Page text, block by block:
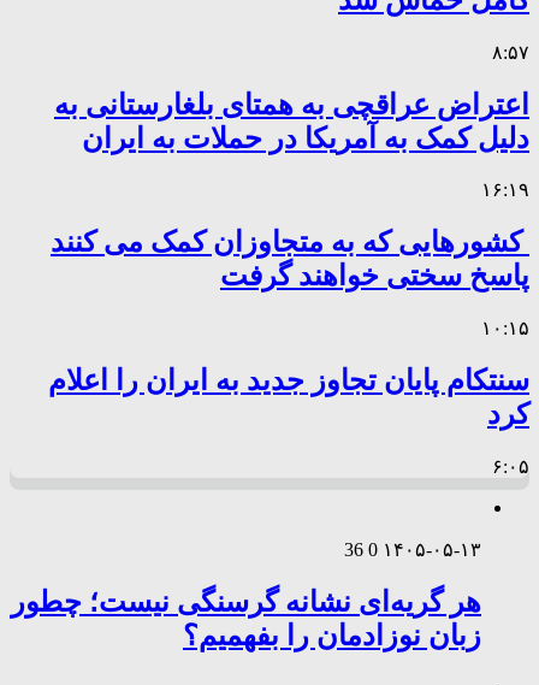
۸:۵۷
اعتراض عراقچی به همتای بلغارستانی به
دلیل کمک به آمریکا در حملات به ایران
۱۶:۱۹
کشورهایی که به متجاوزان کمک می کنند
پاسخ سختی خواهند گرفت
۱۰:۱۵
سنتکام پایان تجاوز جدید به ایران را اعلام
کرد
۶:۰۵
۱۴۰۵-۰۵-۱۳ 0
36
هر گریه‌ای نشانه گرسنگی نیست؛ چطور
زبان نوزادمان را بفهمیم؟